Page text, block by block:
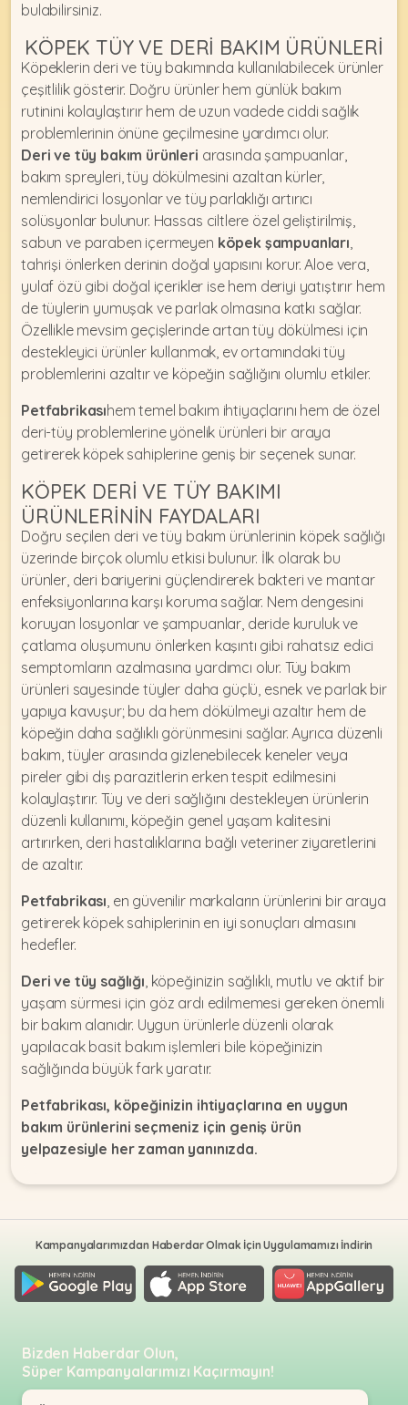
bulabilirsiniz.
KÖPEK TÜY VE DERI BAKIM ÜRÜNLERI
Köpeklerin deri ve tüy bakımında kullanılabilecek ürünler
çeşitlilik gösterir. Doğru ürünler hem günlük bakım
rutinini kolaylaştırır hem de uzun vadede ciddi sağlık
problemlerinin önüne geçilmesine yardımcı olur.
Deri ve tüy bakım ürünleri arasında şampuanlar,
bakım spreyleri, tüy dökülmesini azaltan kürler,
nemlendirici losyonlar ve tüy parlaklığı artırıcı
solüsyonlar bulunur. Hassas ciltlere özel geliştirilmiş,
sabun ve paraben içermeyen köpek şampuanları,
tahrişi önlerken derinin doğal yapısını korur. Aloe vera,
yulaf özü gibi doğal içerikler ise hem deriyi yatıştırır hem
de tüylerin yumuşak ve parlak olmasına katkı sağlar.
Özellikle mevsim geçişlerinde artan tüy dökülmesi için
destekleyici ürünler kullanmak, ev ortamındaki tüy
problemlerini azaltır ve köpeğin sağlığını olumlu etkiler.
Petfabrikasıhem temel bakım ihtiyaçlarını hem de özel
deri-tüy problemlerine yönelik ürünleri bir araya
getirerek köpek sahiplerine geniş bir seçenek sunar.
KÖPEK DERI VE TÜY BAKIMI
ÜRÜNLERININ FAYDALARI
Doğru seçilen deri ve tüy bakım ürünlerinin köpek sağlığı
üzerinde birçok olumlu etkisi bulunur. İlk olarak bu
ürünler, deri bariyerini güçlendirerek bakteri ve mantar
enfeksiyonlarına karşı koruma sağlar. Nem dengesini
koruyan losyonlar ve şampuanlar, deride kuruluk ve
çatlama oluşumunu önlerken kaşıntı gibi rahatsız edici
semptomların azalmasına yardımcı olur. Tüy bakım
ürünleri sayesinde tüyler daha güçlü, esnek ve parlak bir
yapıya kavuşur; bu da hem dökülmeyi azaltır hem de
köpeğin daha sağlıklı görünmesini sağlar. Ayrıca düzenli
bakım, tüyler arasında gizlenebilecek keneler veya
pireler gibi dış parazitlerin erken tespit edilmesini
kolaylaştırır. Tüy ve deri sağlığını destekleyen ürünlerin
düzenli kullanımı, köpeğin genel yaşam kalitesini
artırırken, deri hastalıklarına bağlı veteriner ziyaretlerini
de azaltır.
Petfabrikası, en güvenilir markaların ürünlerini bir araya
getirerek köpek sahiplerinin en iyi sonuçları almasını
hedefler.
Deri ve tüy sağlığı, köpeğinizin sağlıklı, mutlu ve aktif bir
yaşam sürmesi için göz ardı edilmemesi gereken önemli
bir bakım alanıdır. Uygun ürünlerle düzenli olarak
yapılacak basit bakım işlemleri bile köpeğinizin
sağlığında büyük fark yaratır.
Petfabrikası, köpeğinizin ihtiyaçlarına en uygun
bakım ürünlerini seçmeniz için geniş ürün
yelpazesiyle her zaman yanınızda.
Kampanyalarımızdan Haberdar Olmak İçin Uygulamamızı İndirin
Bizden Haberdar Olun,
Süper Kampanyalarımızı Kaçırmayın!